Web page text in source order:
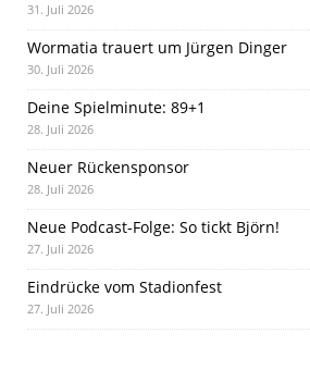
31. Juli 2026
Wormatia trauert um Jürgen Dinger
30. Juli 2026
Deine Spielminute: 89+1
28. Juli 2026
Neuer Rückensponsor
28. Juli 2026
Neue Podcast-Folge: So tickt Björn!
27. Juli 2026
Eindrücke vom Stadionfest
27. Juli 2026